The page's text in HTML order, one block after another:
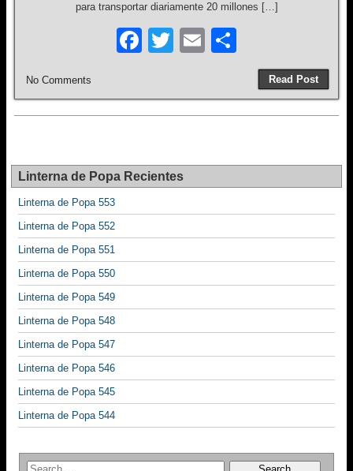
para transportar diariamente 20 millones […]
F
e
o
o
k
T
er
E
ar
e
Read Post
No Comments
Linterna de Popa Recientes
Linterna de Popa 553
Linterna de Popa 552
Linterna de Popa 551
Linterna de Popa 550
Linterna de Popa 549
Linterna de Popa 548
Linterna de Popa 547
Linterna de Popa 546
Linterna de Popa 545
Linterna de Popa 544